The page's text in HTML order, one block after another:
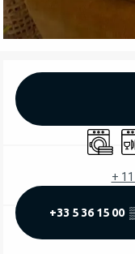
Lave
+
+33 5 36 15 00